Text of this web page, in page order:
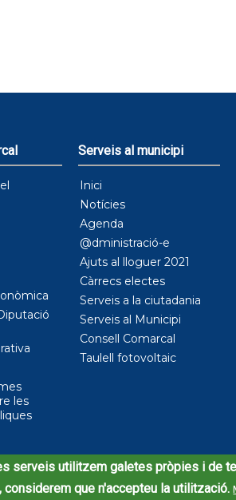
les
Serveis al municipi
Inici
Notícies
Agenda
@dministració-e
Ajuts al lloguer 2021
Càrrecs electes
Serveis a la ciutadania
Serveis al Municipi
Consell Comarcal
Taulell fotovoltaic
de l'Alt Camp, 2020
serveis utilitzem galetes pròpies i de
considerem que n'accepteu la utilització.